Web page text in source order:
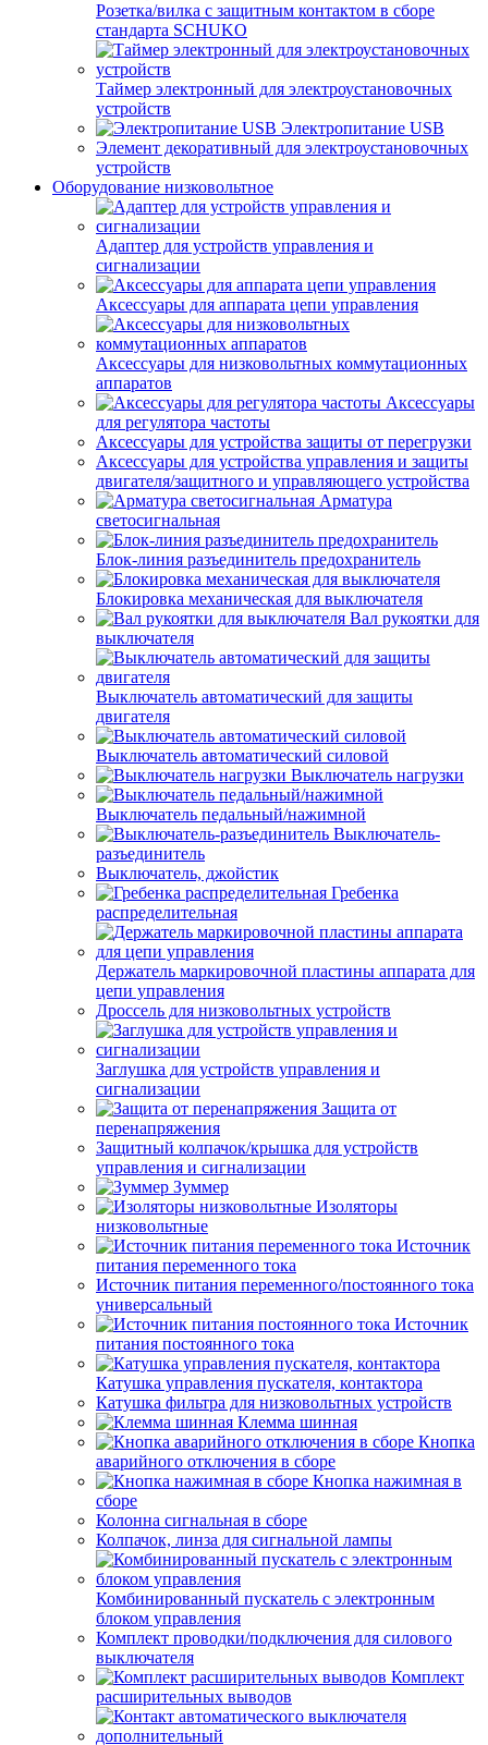
Розетка/вилка с защитным контактом в сборе
стандарта SCHUKO
Таймер электронный для электроустановочных
устройств
Электропитание USB
Элемент декоративный для электроустановочных
устройств
Оборудование низковольтное
Адаптер для устройств управления и
сигнализации
Аксессуары для аппарата цепи управления
Аксессуары для низковольтных коммутационных
аппаратов
Аксессуары
для регулятора частоты
Аксессуары для устройства защиты от перегрузки
Аксессуары для устройства управления и защиты
двигателя/защитного и управляющего устройства
Арматура
светосигнальная
Блок-линия разъединитель предохранитель
Блокировка механическая для выключателя
Вал рукоятки для
выключателя
Выключатель автоматический для защиты
двигателя
Выключатель автоматический силовой
Выключатель нагрузки
Выключатель педальный/нажимной
Выключатель-
разъединитель
Выключатель, джойстик
Гребенка
распределительная
Держатель маркировочной пластины аппарата для
цепи управления
Дроссель для низковольтных устройств
Заглушка для устройств управления и
сигнализации
Защита от
перенапряжения
Защитный колпачок/крышка для устройств
управления и сигнализации
Зуммер
Изоляторы
низковольтные
Источник
питания переменного тока
Источник питания переменного/постоянного тока
универсальный
Источник
питания постоянного тока
Катушка управления пускателя, контактора
Катушка фильтра для низковольтных устройств
Клемма шинная
Кнопка
аварийного отключения в сборе
Кнопка нажимная в
сборе
Колонна сигнальная в сборе
Колпачок, линза для сигнальной лампы
Комбинированный пускатель с электронным
блоком управления
Комплект проводки/подключения для силового
выключателя
Комплект
расширительных выводов